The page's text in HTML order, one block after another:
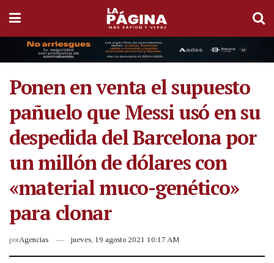
Ponen en venta el supuesto
pañuelo que Messi usó en su
despedida del Barcelona por
un millón de dólares con
«material muco-genético»
para clonar
porAgencias jueves, 19 agosto 2021 10:17 AM